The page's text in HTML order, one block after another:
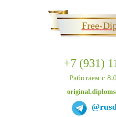
Free-
+7 (931)
Работаем с